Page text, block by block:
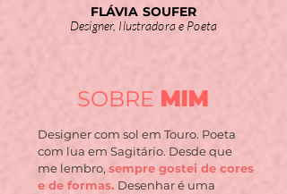
FLÁVIA SOUFER
Designer, Ilustradora e Poeta
SOBRE MIM
Designer com sol em Touro. Poeta
com lua em Sagitário. Desde que
me lembro, sempre gostei de cores
e de formas. Desenhar é uma